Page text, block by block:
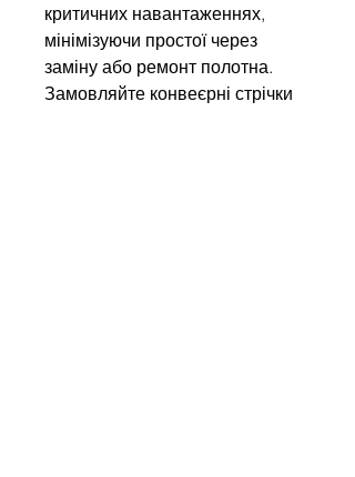
критичних навантаженнях,
мінімізуючи простої через
заміну або ремонт полотна.
Замовляйте конвеєрні стрічки